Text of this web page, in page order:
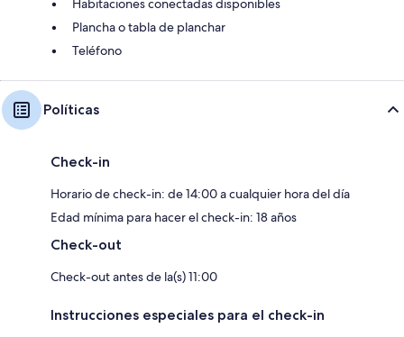
Habitaciones conectadas disponibles
Plancha o tabla de planchar
Teléfono
Políticas
Check-in
Horario de check-in: de 14:00 a cualquier hora del día
Edad mínima para hacer el check-in: 18 años
Check-out
Check-out antes de la(s) 11:00
Instrucciones especiales para el check-in